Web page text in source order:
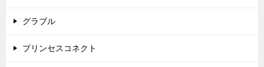
グラブル
プリンセスコネクト